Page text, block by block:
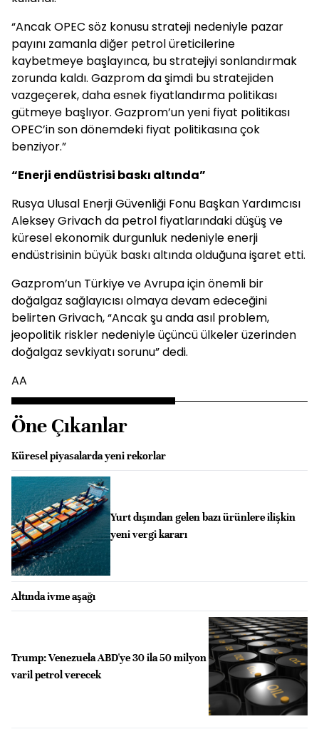
“Ancak OPEC söz konusu strateji nedeniyle pazar
payını zamanla diğer petrol üreticilerine
kaybetmeye başlayınca, bu stratejiyi sonlandırmak
zorunda kaldı. Gazprom da şimdi bu stratejiden
vazgeçerek, daha esnek fiyatlandırma politikası
gütmeye başlıyor. Gazprom’un yeni fiyat politikası
OPEC’in son dönemdeki fiyat politikasına çok
benziyor.”
“Enerji endüstrisi baskı altında”
Rusya Ulusal Enerji Güvenliği Fonu Başkan Yardımcısı
Aleksey Grivach da petrol fiyatlarındaki düşüş ve
küresel ekonomik durgunluk nedeniyle enerji
endüstrisinin büyük baskı altında olduğuna işaret etti.
Gazprom’un Türkiye ve Avrupa için önemli bir
doğalgaz sağlayıcısı olmaya devam edeceğini
belirten Grivach, “Ancak şu anda asıl problem,
jeopolitik riskler nedeniyle üçüncü ülkeler üzerinden
doğalgaz sevkiyatı sorunu” dedi.
AA
Öne Çıkanlar
Küresel piyasalarda yeni rekorlar
Yurt dışından gelen bazı ürünlere ilişkin
yeni vergi kararı
Altında ivme aşağı
Trump: Venezuela ABD'ye 30 ila 50 milyon
varil petrol verecek